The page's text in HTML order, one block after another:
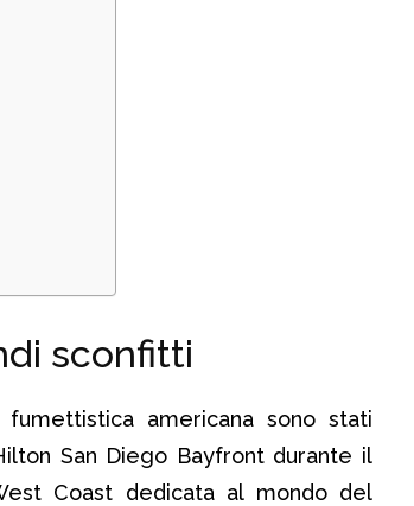
sconfitti
americana sono stati
San Diego Bayfront durante il
Coast dedicata al mondo del